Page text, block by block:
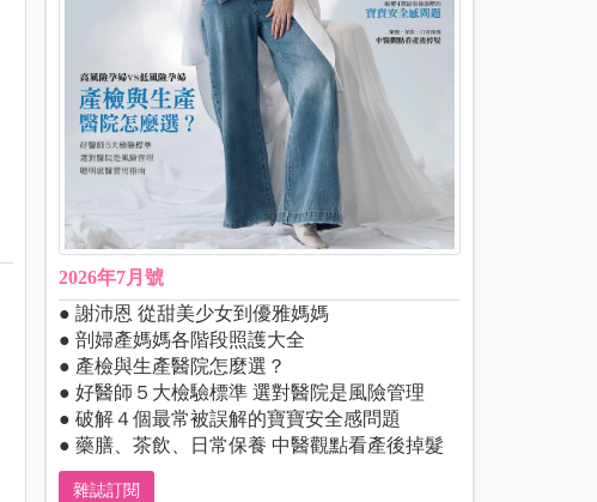
2026年7月號
● 謝沛恩 從甜美少女到優雅媽媽
● 剖婦產媽媽各階段照護大全
● 產檢與生產醫院怎麼選？
● 好醫師５大檢驗標準 選對醫院是風險管理
● 破解４個最常被誤解的寶寶安全感問題
● 藥膳、茶飲、日常保養 中醫觀點看產後掉髮
雜誌訂閱